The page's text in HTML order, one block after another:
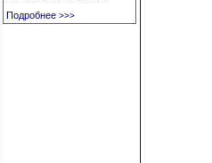
Подробнее >>>